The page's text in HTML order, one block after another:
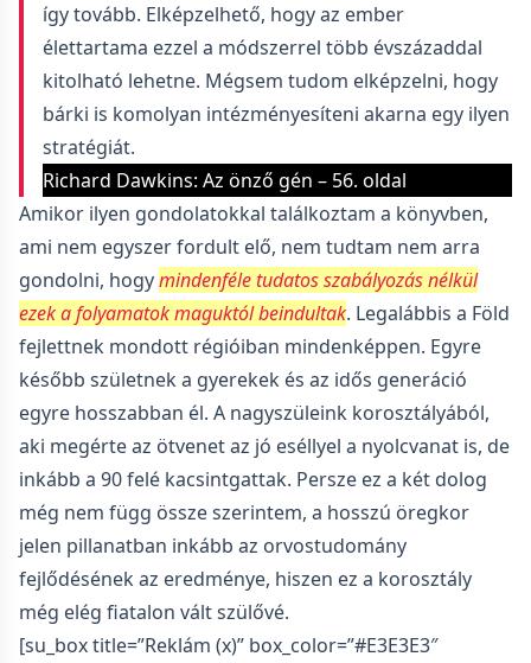
így tovább. Elképzelhető, hogy az ember
élettartama ezzel a módszerrel több évszázaddal
kitolható lehetne. Mégsem tudom elképzelni, hogy
bárki is komolyan intézményesíteni akarna egy ilyen
stratégiát.
Richard Dawkins: Az önző gén – 56. oldal
Amikor ilyen gondolatokkal találkoztam a könyvben,
ami nem egyszer fordult elő, nem tudtam nem arra
gondolni, hogymindenféle tudatos szabályozás nélkül
ezek a folyamatok maguktól beindultak. Legalábbis a Föld
fejlettnek mondott régióiban mindenképpen. Egyre
később születnek a gyerekek és az idős generáció
egyre hosszabban él. A nagyszüleink korosztályából,
aki megérte az ötvenet az jó eséllyel a nyolcvanat is, de
inkább a 90 felé kacsintgattak. Persze ez a két dolog
még nem függ össze szerintem, a hosszú öregkor
jelen pillanatban inkább az orvostudomány
fejlődésének az eredménye, hiszen ez a korosztály
még elég fiatalon vált szülővé.
[su_box title=”Reklám (x)” box_color=”#E3E3E3″